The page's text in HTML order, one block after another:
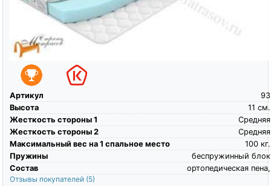
Артикул
93
Высота
см.
11
Жесткость стороны 1
Средняя
Жесткость стороны 2
Средняя
Максимальный вес на 1 спальное место
кг.
100
Пружины
беспружинный блок
Состав
ортопедическая пена,
Отзывы покупателей (5)